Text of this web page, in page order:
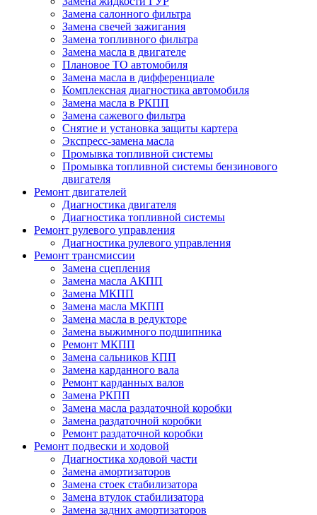
Замена салонного фильтра
Замена свечей зажигания
Замена топливного фильтра
Замена масла в двигателе
Плановое ТО автомобиля
Замена масла в дифференциале
Комплексная диагностика автомобиля
Замена масла в РКПП
Замена сажевого фильтра
Снятие и установка защиты картера
Экспресс-замена масла
Промывка топливной системы
Промывка топливной системы бензинового
двигателя
Ремонт двигателей
Диагностика двигателя
Диагностика топливной системы
Ремонт рулевого управления
Диагностика рулевого управления
Ремонт трансмиссии
Замена сцепления
Замена масла АКПП
Замена МКПП
Замена масла МКПП
Замена масла в редукторе
Замена выжимного подшипника
Ремонт МКПП
Замена сальников КПП
Замена карданного вала
Ремонт карданных валов
Замена РКПП
Замена масла раздаточной коробки
Замена раздаточной коробки
Ремонт раздаточной коробки
Ремонт подвески и ходовой
Диагностика ходовой части
Замена амортизаторов
Замена стоек стабилизатора
Замена втулок стабилизатора
Замена задних амортизаторов